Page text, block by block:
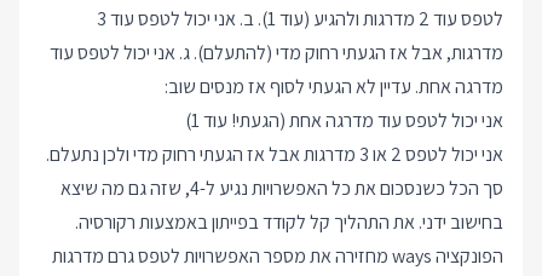
לטפס עוד 2 מדרגות ולהגיע (עוד 1). ב. אני יכול לטפס עוד 3
מדרגות, אבל אז הגעתי רחוק מדי (להתעלם). ג. אני יכול לטפס עוד
מדרגה אחת. עדיין לא הגעתי לסוף אז מנסים שוב:
אני יכול לטפס עוד מדרגה אחת (הגעתי! עוד 1)
אני יכול לטפס 2 או 3 מדרגות אבל אז הגעתי רחוק מדי ולכן נתעלם.
סך הכל כשנסכום את כל האפשרויות נגיע ל-4, שזה גם מה שיצא
בחישוב ידני. את התהליך קל לקודד בפייתון באמצעות רקורסיה.
הפונקציה ways מחזירה את מספר האפשרויות לטפס גרם מדרגות